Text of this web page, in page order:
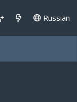
Russian